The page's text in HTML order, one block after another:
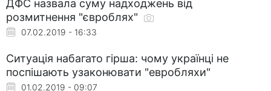
ДФС назвала суму надходжень від
розмитнення "євроблях"
07.02.2019 - 16:33
Ситуація набагато гірша: чому українці не
поспішають узаконювати "евробляхи"
01.02.2019 - 09:07